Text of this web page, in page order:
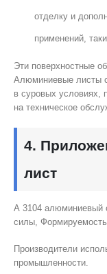
отделку и
применений,
Эти поверхностные
Алюминиевые листы
в суровых условиях,
на техническое
4.
лист
А 3104 алюминиевый
силы, Формируемость,
Производители
промышленности.